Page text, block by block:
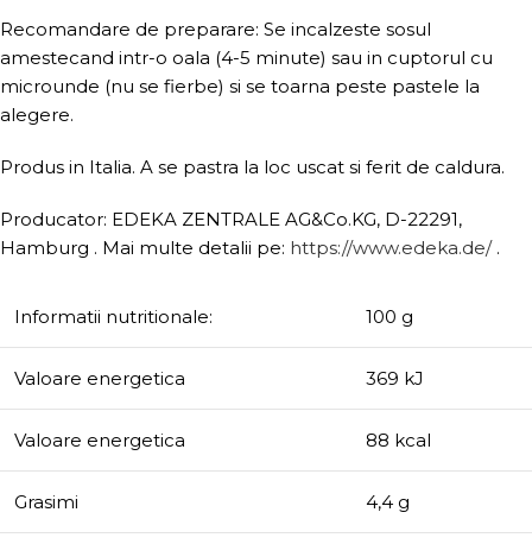
Recomandare de preparare: Se incalzeste sosul
amestecand intr-o oala (4-5 minute) sau in cuptorul cu
microunde (nu se fierbe) si se toarna peste pastele la
alegere.
Produs in Italia. A se pastra la loc uscat si ferit de caldura.
Producator: EDEKA ZENTRALE AG&Co.KG, D-22291,
Hamburg . Mai multe detalii pe: https://www.edeka.de/.
Informatii nutritionale: 100 g
Valoare energetica 369 kJ
Valoare energetica 88 kcal
Grasimi 4,4 g